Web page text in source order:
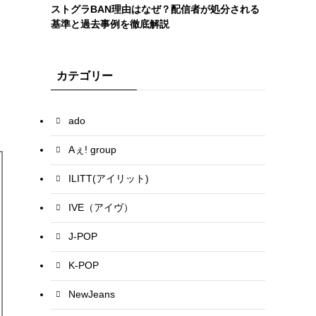
ストグラBAN理由はなぜ？配信者が処分される
基準と過去事例を徹底解説
カテゴリー
ado
Aぇ! group
ILITT(アイリット)
IVE（アイヴ）
J-POP
K-POP
NewJeans